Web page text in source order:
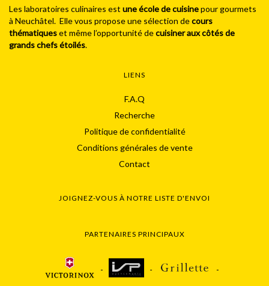
Les laboratoires culinaires est une école de cuisinepour gourmets
à Neuchâtel. Elle vous propose une sélection decours
thématiqueset même l’opportunité decuisiner aux côtés de
grands chefs étoilés.
LIENS
F.A.Q
Recherche
Politique de confidentialité
Conditions générales de vente
Contact
JOIGNEZ-VOUS À NOTRE LISTE D'ENVOI
PARTENAIRES PRINCIPAUX